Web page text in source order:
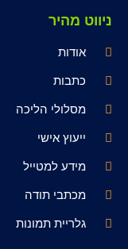
ניווט מהיר
אודות
כתבות
מסלולי הליכה
ייעוץ אישי
מידע למטייל
מכתבי תודה
גלריית תמונות